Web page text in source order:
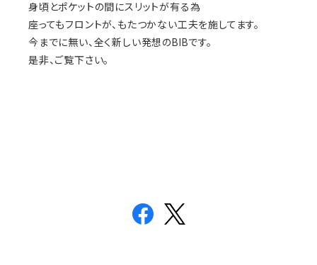
身頃とポケットの間にスリットが有る為
座ってもフロントが、もたつかない工夫を施してます。
今までに無い、全く新しい発想のBIBです。
是非、ご覧下さい。